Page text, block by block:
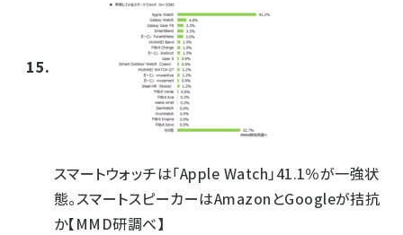
スマートウォッチは「Apple Watch」41.1％が一強状
態。スマートスピーカーはAmazonとGoogleが拮抗
か【MMD研調べ】